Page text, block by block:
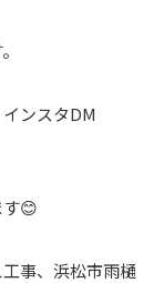
ンスタDM
😊
事、浜松市雨樋